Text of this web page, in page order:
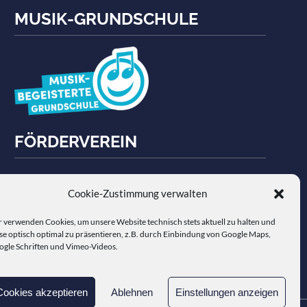
Cookie-Zustimmung verwalten
verwenden Cookies, um unsere Website technisch stets aktuell zu halten und
optisch optimal zu präsentieren, z.B. durch Einbindung von Google Maps,
Schriften und Vimeo-Videos.
akzeptieren Ablehnen Einstellungen anzeigen
MUSIK-GRUNDSCHULE
FÖRDERVEREIN
Hier findest Du den Mitgliedsantrag - Danke für